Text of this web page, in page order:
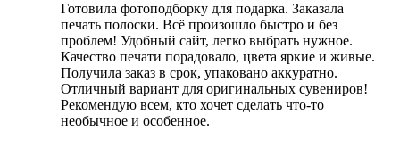
Готовила фотоподборку для подарка. Заказала
печать полоски. Всё произошло быстро и без
проблем! Удобный сайт, легко выбрать нужное.
Качество печати порадовало, цвета яркие и живые.
Получила заказ в срок, упаковано аккуратно.
Отличный вариант для оригинальных сувениров!
Рекомендую всем, кто хочет сделать что-то
необычное и особенное.